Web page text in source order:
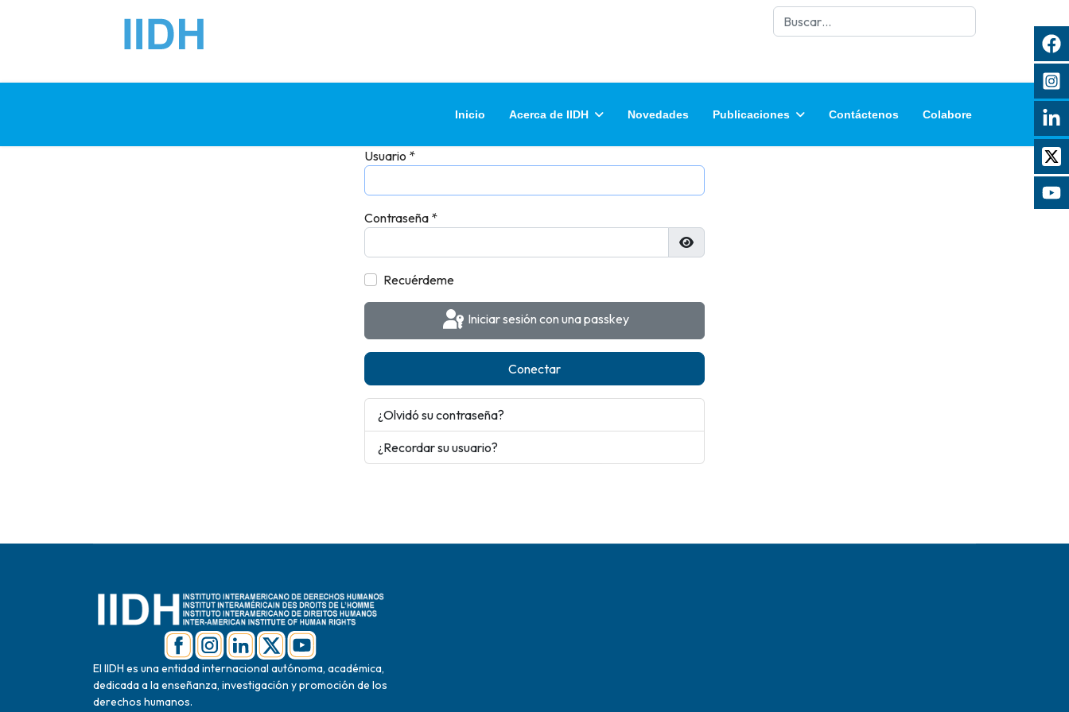
Buscar
Inicio Acerca de IIDH Novedades Publicaciones Contáctenos Colabore
Usuario *
Contraseña *
Mostrar contraseña
Recuérdeme
Iniciar sesión con una passkey
Conectar
¿Olvidó su contraseña?
¿Recordar su usuario?
El IIDH es una entidad internacional autónoma, académica,
dedicada a la enseñanza, investigación y promoción de los
derechos humanos.